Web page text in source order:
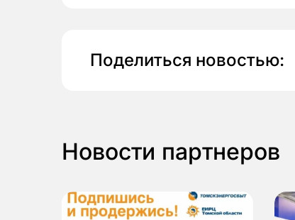
Поделиться новостью:
Новости партнеров